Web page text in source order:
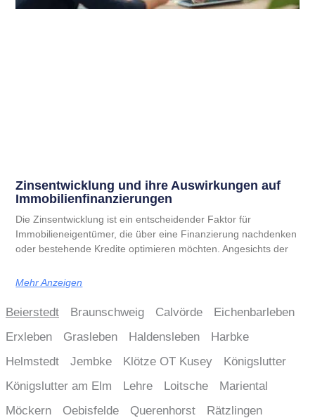
Zinsentwicklung und ihre Auswirkungen auf
Immobilienfinanzierungen
Die Zinsentwicklung ist ein entscheidender Faktor für
Immobilieneigentümer, die über eine Finanzierung nachdenken
oder bestehende Kredite optimieren möchten. Angesichts der
Mehr Anzeigen
Beierstedt Braunschweig Calvörde
Eichenbarleben
Erxleben
Grasleben Haldensleben
Harbke
Helmstedt
Jembke Klötze OT Kusey
Königslutter
Königslutter am Elm
Lehre Loitsche
Mariental
Möckern
Oebisfelde Querenhorst
Rätzlingen